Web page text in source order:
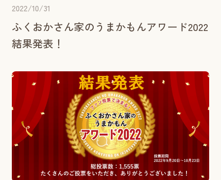
2022/10/31
ふくおかさん家のうまかもんアワード2022
結果発表！